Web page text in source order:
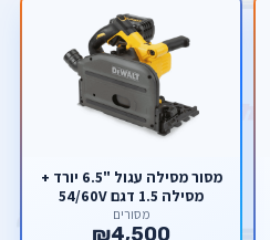
מסור מסילה עגול "6.5 יורד +
מסילה 1.5 דגם 54/60V
DeWalt FlexVolt DCS520
דיוולט
מסורים
₪4,500